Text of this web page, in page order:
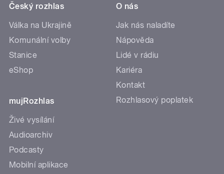
Český rozhlas
Válka na Ukrajině
Komunální volby
Stanice
eShop
mujRozhlas
Živé vysílání
Audioarchiv
Podcasty
Mobilní aplikace
O nás
Jak nás naladíte
Nápověda
Lidé v rádiu
Kariéra
Kontakt
Rozhlasový poplatek